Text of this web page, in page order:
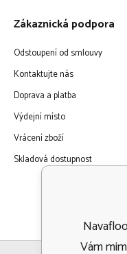
Zákaznická podpora
Odstoupení od smlouvy
Kontaktujte nás
Doprava a platba
Výdejní místo
Vrácení zboží
Skladová dostupnost
Vám